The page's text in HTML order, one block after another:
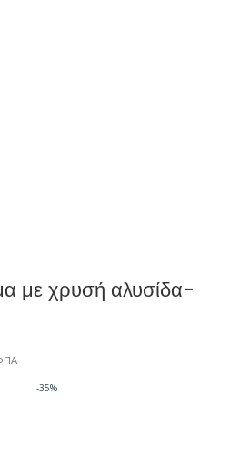
με χρυσή αλυσίδα-
-35%